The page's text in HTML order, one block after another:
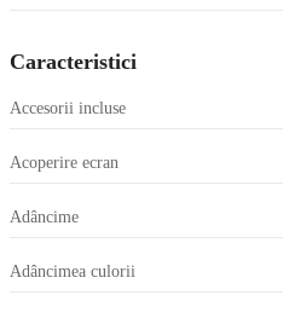
Caracteristici
Accesorii incluse
Acoperire ecran
Adâncime
Adâncimea culorii